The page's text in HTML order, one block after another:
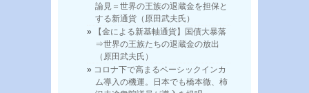
論見＝世界の王族の退蔵金を担保と
する新通貨（原田武夫氏）
【金による新基軸通貨】国債大暴落
⇒世界の王族たちの退蔵金の放出
（原田武夫氏）
コロナ下で高まるベーシックインカ
ム導入の機運。日本でも橋本徹、柿